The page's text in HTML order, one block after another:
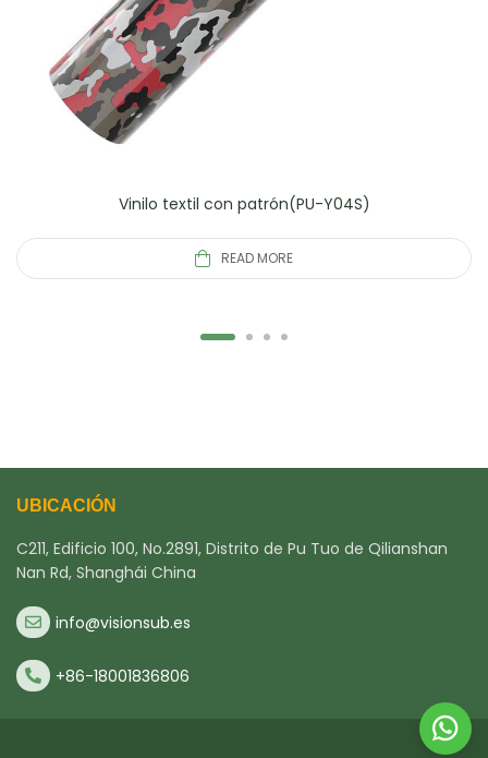
Vinilo textil con patrón(PU-Y04S)
READ MORE
UBICACIÓN
C211, Edificio 100, No.2891, Distrito de Pu Tuo de Qilianshan
Nan Rd, Shanghái China
info@visionsub.es
+86-18001836806